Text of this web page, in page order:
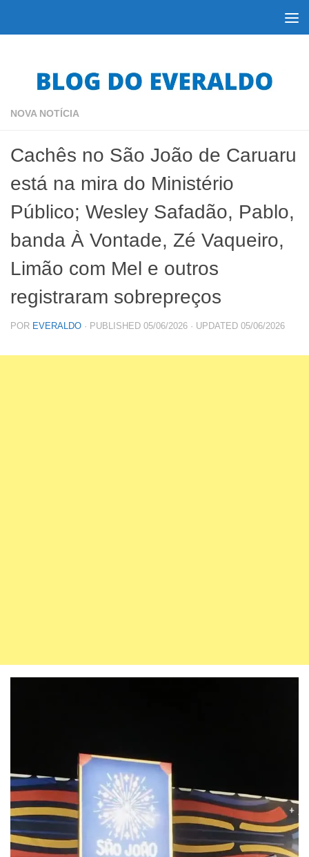
NOVA NOTÍCIA
Cachês no São João de Caruaru
está na mira do Ministério
Público; Wesley Safadão, Pablo,
banda À Vontade, Zé Vaqueiro,
Limão com Mel e outros
registraram sobrepreços
POR EVERALDO · PUBLISHED 05/06/2026 · UPDATED 05/06/2026